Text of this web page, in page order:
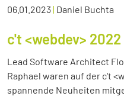
06.01.2023| Daniel Buchta
c't <webdev> 2022
Lead Software Architect
Raphael waren auf der c't
spannende Neuheiten